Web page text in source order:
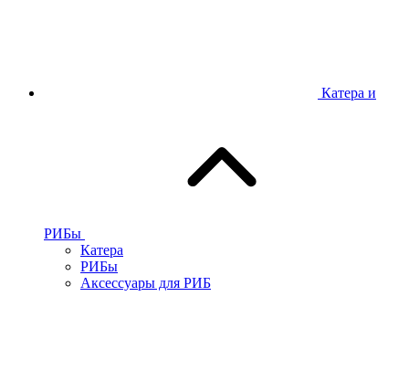
Катера и
РИБы
Катера
РИБы
Аксессуары для РИБ